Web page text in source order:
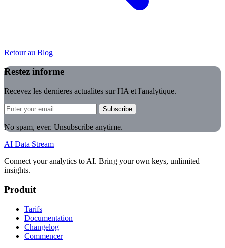
Retour au Blog
Restez informe
Recevez les dernieres actualites sur l'IA et l'analytique.
Subscribe
No spam, ever. Unsubscribe anytime.
AI Data Stream
Connect your analytics to AI. Bring your own keys, unlimited
insights.
Produit
Tarifs
Documentation
Changelog
Commencer